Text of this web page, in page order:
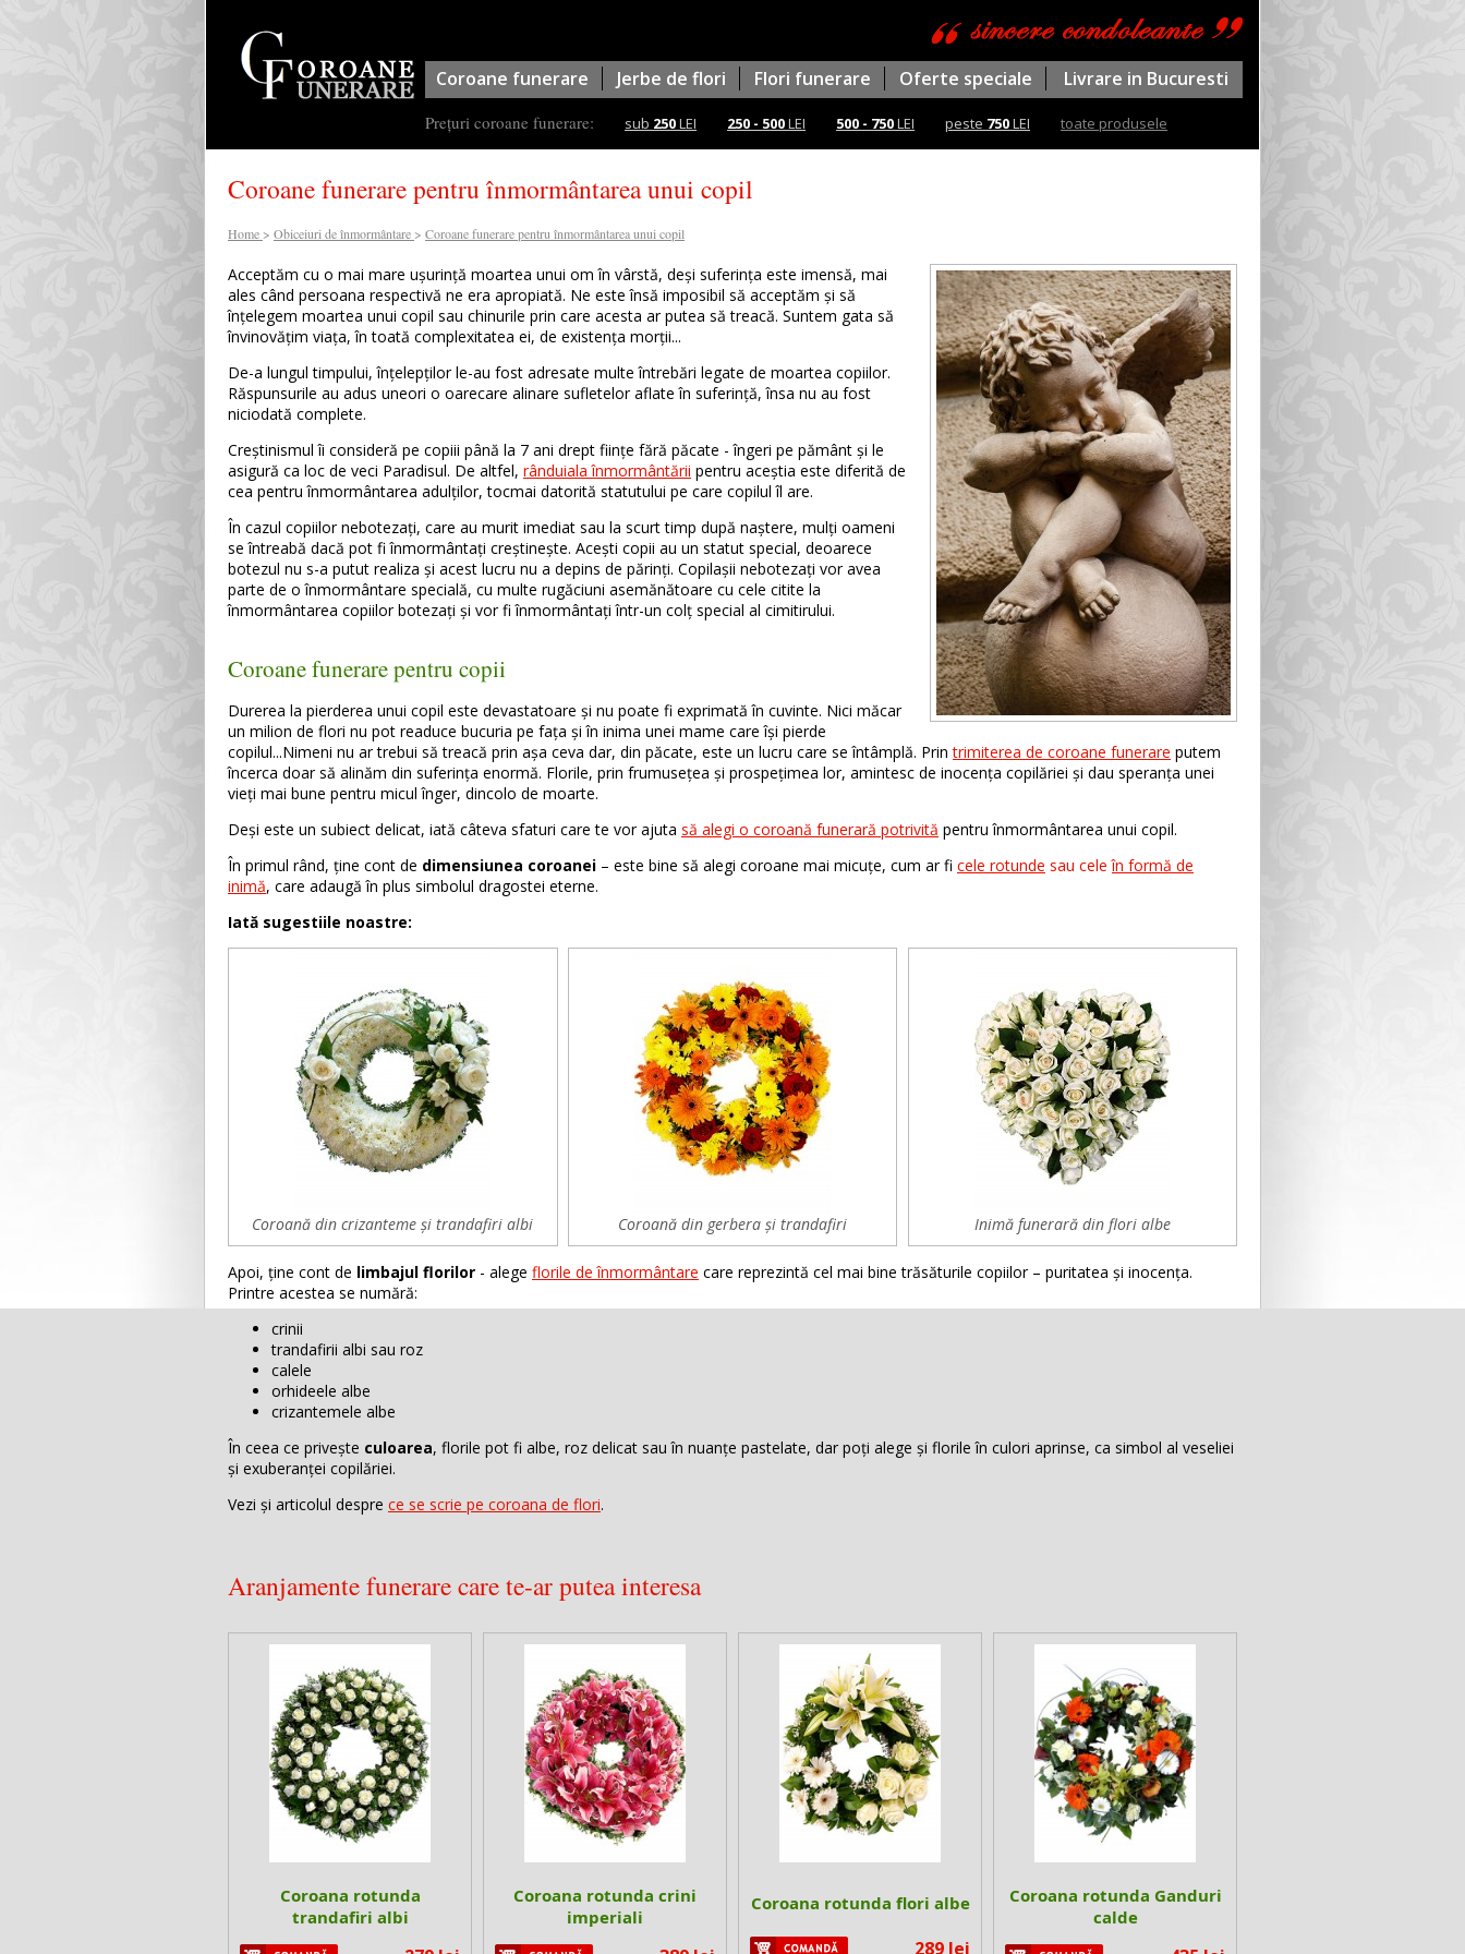
Coroane funerare Jerbe de flori Flori funerare Oferte speciale Livrare in Bucuresti
Prețuri coroane funerare: sub 250LEI 250 - 500LEI 500 - 750LEI peste 750LEI toate produsele
Coroane funerare pentru înmormântarea unui copil
Home> Obiceiuri de înmormântare> Coroane funerare pentru înmormântarea unui copil
Acceptăm cu o mai mare ușurință moartea unui om în vârstă, deși suferința este imensă, mai
ales când persoana respectivă ne era apropiată. Ne este însă imposibil să acceptăm și să
înțelegem moartea unui copil sau chinurile prin care acesta ar putea să treacă. Suntem gata să
învinovățim viața, în toată complexitatea ei, de existența morții...
De-a lungul timpului, înțelepților le-au fost adresate multe întrebări legate de moartea copiilor.
Răspunsurile au adus uneori o oarecare alinare sufletelor aflate în suferință, însa nu au fost
niciodată complete.
Creștinismul îi consideră pe copiii până la 7 ani drept ființe fără păcate - îngeri pe pământ și le
asigură ca loc de veci Paradisul. De altfel, rânduiala înmormântării pentru aceștia este diferită de
cea pentru înmormântarea adulților, tocmai datorită statutului pe care copilul îl are.
În cazul copiilor nebotezați, care au murit imediat sau la scurt timp după naștere, mulți oameni
se întreabă dacă pot fi înmormântați creștinește. Acești copii au un statut special, deoarece
botezul nu s-a putut realiza și acest lucru nu a depins de părinți. Copilașii nebotezați vor avea
parte de o înmormântare specială, cu multe rugăciuni asemănătoare cu cele citite la
înmormântarea copiilor botezați și vor fi înmormântați într-un colț special al cimitirului.
Coroane funerare pentru copii
Durerea la pierderea unui copil este devastatoare și nu poate fi exprimată în cuvinte. Nici măcar
un milion de flori nu pot readuce bucuria pe fața și în inima unei mame care își pierde
copilul...Nimeni nu ar trebui să treacă prin așa ceva dar, din păcate, este un lucru care se întâmplă. Printrimiterea de coroane funerare putem
încerca doar să alinăm din suferința enormă. Florile, prin frumusețea și prospețimea lor, amintesc de inocența copilăriei și dau speranța unei
vieți mai bune pentru micul înger, dincolo de moarte.
Deși este un subiect delicat, iată câteva sfaturi care te vor ajuta să alegi o coroană funerară potrivită pentru înmormântarea unui copil.
În primul rând, ține cont de dimensiunea coroanei – este bine să alegi coroane mai micuțe, cum ar fi cele rotunde sau celeîn formă de
inimă, care adaugă în plus simbolul dragostei eterne.
Iată sugestiile noastre:
Coroană din crizanteme și trandafiri albi Coroană din gerbera și trandafiri Inimă funerară din flori albe
Apoi, ține cont de limbajul florilor - alege florile de înmormântare care reprezintă cel mai bine trăsăturile copiilor – puritatea și inocența.
Printre acestea se numără:
crinii
trandafirii albi sau roz
calele
orhideele albe
crizantemele albe
În ceea ce privește culoarea, florile pot fi albe, roz delicat sau în nuanțe pastelate, dar poți alege și florile în culori aprinse, ca simbol al veseliei
și exuberanței copilăriei.
Vezi și articolul despre ce se scrie pe coroana de flori.
Aranjamente funerare care te-ar putea interesa
Coroana rotunda
trandafiri albi
Coroana rotunda crini
imperiali
Coroana rotunda flori albe
289 lei
Coroana rotunda Ganduri
calde